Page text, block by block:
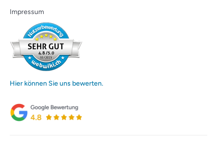
Impressum
Hier können Sie uns bewerten.